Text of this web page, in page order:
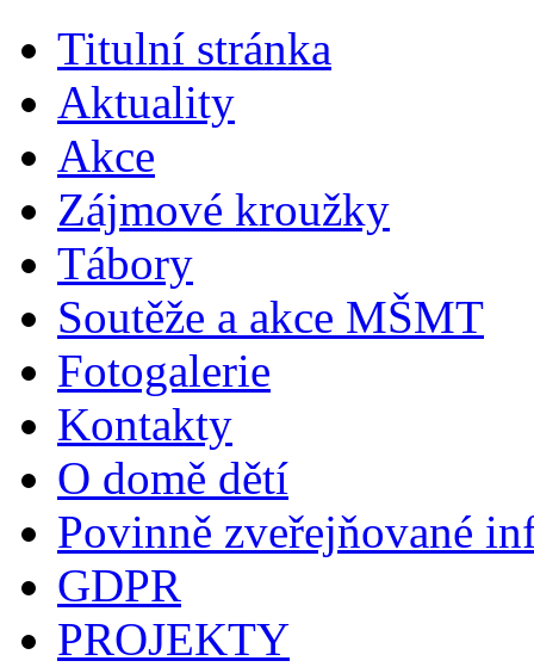
Titulní stránka
Aktuality
Akce
Zájmové kroužky
Tábory
Soutěže a akce MŠMT
Fotogalerie
Kontakty
O domě dětí
Povinně zveřejňované
GDPR
PROJEKTY